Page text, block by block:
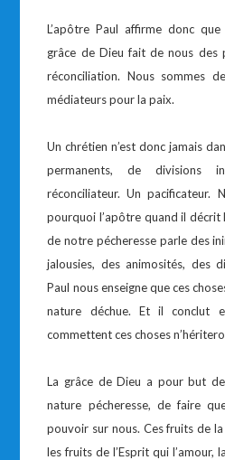
L’apôtre Paul affirme donc
grâce de Dieu fait de nous
réconciliation. Nous sommes
médiateurs pour la paix.
Un chrétien n’est donc jamais
permanents, de divisions
réconciliateur. Un pacificateur.
pourquoi l’apôtre quand il décrit
de notre pécheresse parle des
jalousies, des animosités, des
Paul nous enseigne que ces
nature déchue. Et il conclut
commettent ces choses
La grâce de Dieu a pour but
nature pécheresse, de faire
pouvoir sur nous. Ces fruits de
les fruits de l’Esprit qui l’amour,